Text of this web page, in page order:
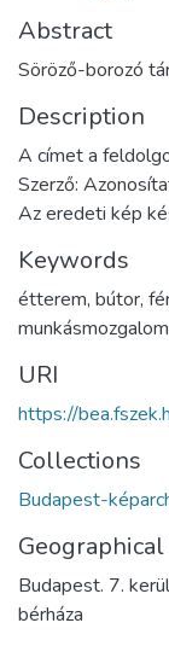
Abstract
Söröző-borozó
Description
A címet a
Szerző:
Az eredeti kép
Keywords
étterem, bútor,
munkásmozgalom
URI
https://
Collections
Budapest-
Budapest. 7.
bérháza